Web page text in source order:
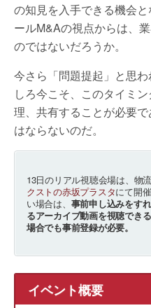
の知見を入手できる機会
ールM&Aの視点からは、
のではないだろうか。
今さら「問題提起」と思
しろ今こそ、このタイミ
理、共有することが必要
はならないのだ。
13日のリアル視聴会場は、物
クストの赤坂プラスタにて開
い場合は、 事前申し込みをす
るアーカイブ動画を視聴でき
場合でも事前登録が必要。
イベント概要